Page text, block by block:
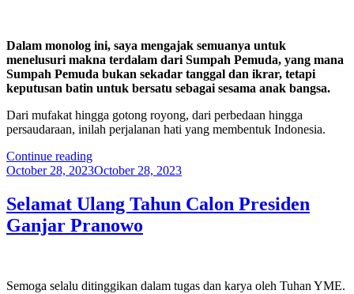
Dalam monolog ini, saya mengajak semuanya untuk
menelusuri makna terdalam dari Sumpah Pemuda, yang mana
Sumpah Pemuda bukan sekadar tanggal dan ikrar, tetapi
keputusan batin untuk bersatu sebagai sesama anak bangsa.
Dari mufakat hingga gotong royong, dari perbedaan hingga
persaudaraan, inilah perjalanan hati yang membentuk Indonesia.
Continue reading“Sumpah
Pemuda,
Batin
yang
Menyatukan
Posted
October 28, 2023October 28, 2023
Selamat Ulang Tahun Calon Presiden
Ganjar Pranowo
Semoga selalu ditinggikan dalam tugas dan karya oleh Tuhan YME.